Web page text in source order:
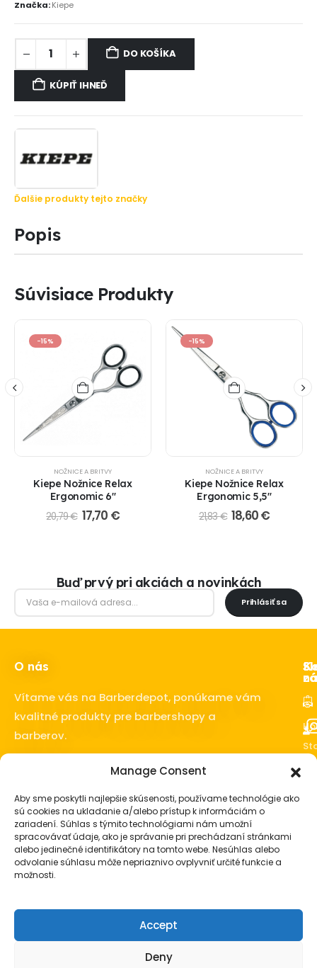
Manage Consent
Aby sme poskytli najlepšie skúsenosti, používame technológie ako
sú cookies na ukladanie a/alebo prístup k informáciám o
zariadení. Súhlas s týmito technológiami nám umožní
spracovávať údaje, ako je správanie pri prechádzaní stránkami
alebo jedinečné identifikátory na tomto webe. Nesúhlas alebo
odvolanie súhlasu môže nepriaznivo ovplyvniť určité funkcie a
možnosti.
Accept
Deny
Značka:Kiepe
DO KOŠÍKA
KÚPIŤ IHNEĎ
Ďalšie produkty tejto značky
Popis
Súvisiace Produkty
-15%
NOŽNICE A BRITVY
Kiepe Nožnice Relax
Ergonomic 6"
20,79€ 17,70 €
-15%
NOŽNICE A BRITVY
Kiepe Nožnice Relax
Ergonomic 5,5"
21,83€ 18,60€
Buď prvý pri akciách a novinkách
Prihlásiť sa
O nás
Vítame vás na Barberdepot, ponúkame vám
kvalitné produkty pre barbershopy a
barberov.
o
© Barberdepot.sk. Všetky práva vyhradené